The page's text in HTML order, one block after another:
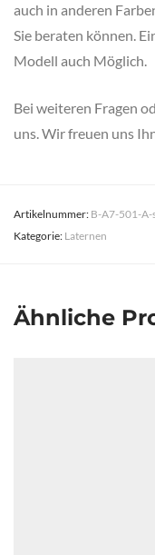
auch in anderen
Sie beraten können.
Modell auch Möglich.
Bei weiteren Fragen
uns. Wir freuen uns
Artikelnummer: B-A7-501-A-
Kategorie: Laternen
Ähnliche